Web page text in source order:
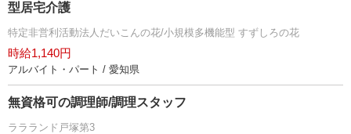
型居宅介護
特定非営利活動法人だいこんの花/小規模多機能型 すずしろの花
時給1,140円
アルバイト・パート / 愛知県
無資格可の調理師/調理スタッフ
ララランド戸塚第3